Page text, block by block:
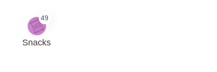
49
Snacks